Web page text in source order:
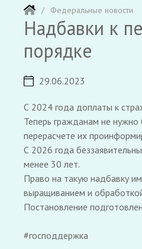
Федеральные новости
Надбавки к
порядке
29.06.2023
С 2024 года доплаты к
Теперь гражданам не
перерасчете их
С 2026 года
менее 30 лет.
Право на такую надбавку
выращиванием и
Постановление
#господдержка